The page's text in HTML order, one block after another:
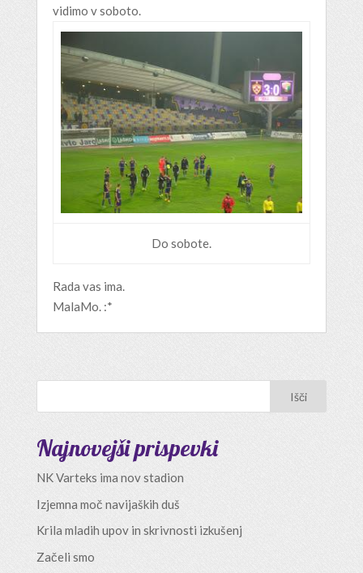
vidimo v soboto.
Do sobote.
Rada vas ima.
MalaMo. :*
Najnovejši prispevki
NK Varteks ima nov stadion
Izjemna moč navijaških duš
Krila mladih upov in skrivnosti izkušenj
Začeli smo